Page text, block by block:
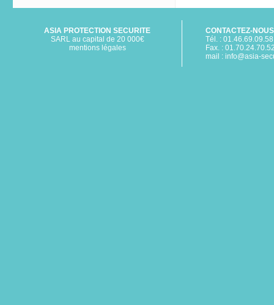
ASIA PROTECTION SECURITE
SARL au capital de 20 000€
mentions légales
CONTACTEZ-NOUS
Tél. : 01.46.69.09.58
Fax. :
mail : info@asia-